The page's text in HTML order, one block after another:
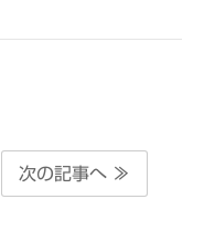
次の記事へ ≫